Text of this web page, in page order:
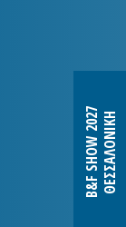
B&F SHOW 2027ΘΕΣΣΑΛΟΝΙΚΗ